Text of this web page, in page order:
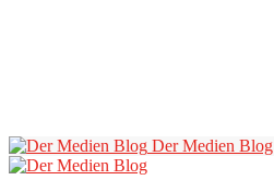
Der Medien Blog